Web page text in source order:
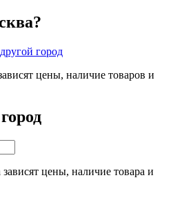
город
цены, наличие товаров и
цены, наличие товара и